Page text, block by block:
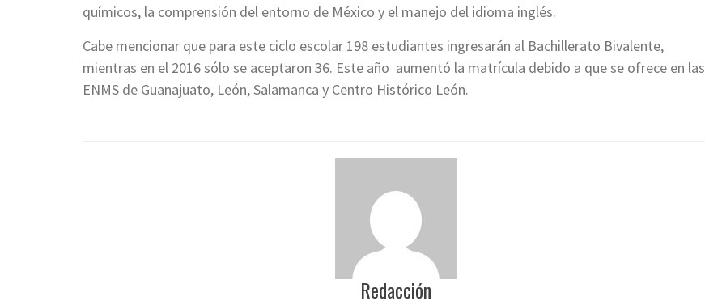
químicos, la comprensión del entorno de México y el manejo del idioma inglés.
Cabe mencionar que para este ciclo escolar 198 estudiantes ingresarán al Bachillerato Bivalente,
mientras en el 2016 sólo se aceptaron 36. Este año aumentó la matrícula debido a que se ofrece en las
ENMS de Guanajuato, León, Salamanca y Centro Histórico León.
Redacción